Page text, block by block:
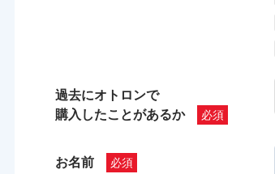
過去にオトロンで
購入したことがあるか
お名前